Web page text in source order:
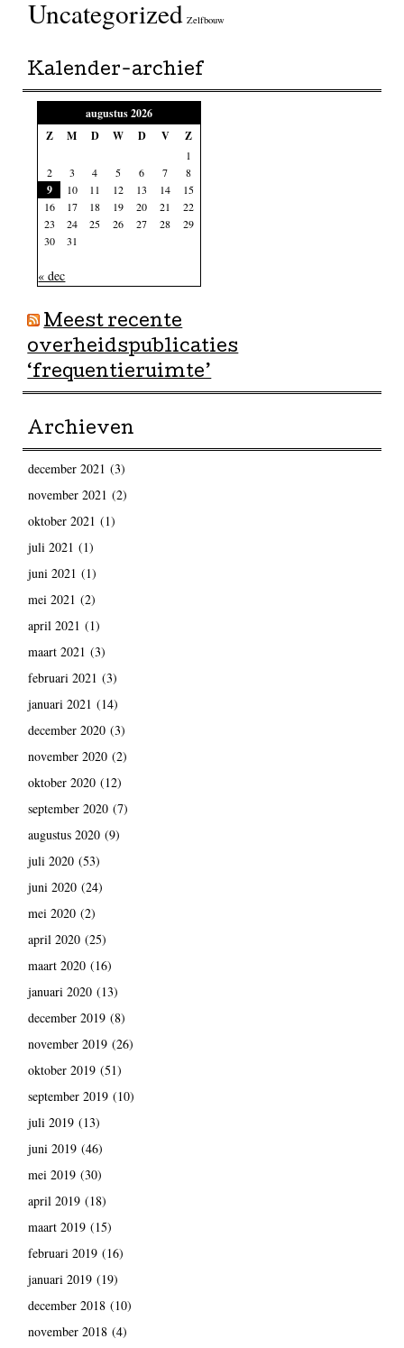
Uncategorized Zelfbouw
Kalender-archief
augustus 2026
Z
M D W D V Z
1
2
3 4 5 6 7 8
9 10 11 12 13 14
15
16
17 18 19 20 21
22
23
24 25 26 27 28
29
30
31
« dec
Meest recente
overheidspublicaties
‘frequentieruimte’
Archieven
december 2021 (3)
november 2021 (2)
oktober 2021 (1)
juli 2021 (1)
juni 2021 (1)
mei 2021 (2)
april 2021 (1)
maart 2021 (3)
februari 2021 (3)
januari 2021 (14)
december 2020(3)
november 2020(2)
oktober 2020(12)
september 2020(7)
augustus 2020(9)
juli 2020(53)
juni 2020(24)
mei 2020(2)
april 2020(25)
maart 2020(16)
januari 2020(13)
december 2019(8)
november 2019(26)
oktober 2019(51)
september 2019(10)
juli 2019(13)
juni 2019(46)
mei 2019(30)
april 2019(18)
maart 2019(15)
februari 2019(16)
januari 2019(19)
december 2018(10)
november 2018(4)